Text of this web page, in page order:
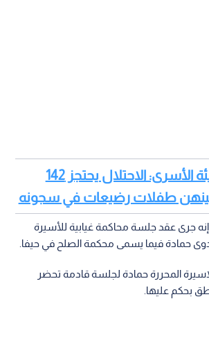
اقرأ أيضا : هيئة الأسرى: الاحتلال يحتجز 142
طفلات رضيعات في سجونه
إنه جرى عقد جلسة محاكمة غيابية للأسيرة
حمادة فيما يسمى محكمة الصلح في حيفا.
المحررة حمادة لجلسة قادمة تحضر
بحكم عليها.